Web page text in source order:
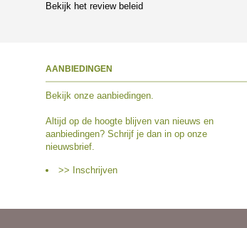
Bekijk het review beleid
AANBIEDINGEN
Bekijk onze aanbiedingen.
Altijd op de hoogte blijven van nieuws en
aanbiedingen? Schrijf je dan in op onze
nieuwsbrief.
>> Inschrijven